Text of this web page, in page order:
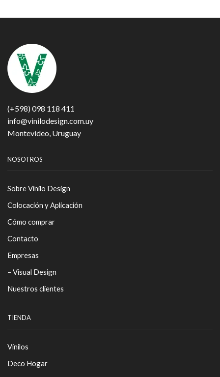
(+598) 098 118 411
info@vinilodesign.com.uy
Montevideo, Uruguay
NOSOTROS
Sobre Vinilo Design
Colocación y Aplicación
Cómo comprar
Contacto
Empresas
– Visual Design
Nuestros clientes
TIENDA
Vinilos
Deco Hogar